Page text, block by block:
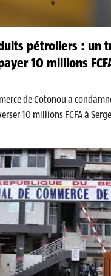
pétroliers : un
10 millions
de Cotonou a
10 millions FCFA à
cargaison de produits